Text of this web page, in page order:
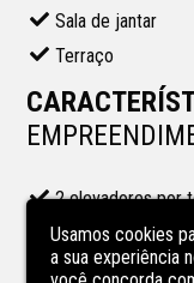
Sala de jantar
Terraço
2 elevadores por
Brinquedoteca
Condomínio com
Usamos cookies
a sua experiência